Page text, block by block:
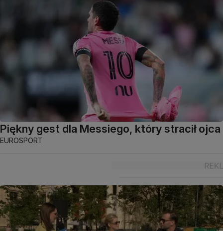
Piękny gest dla Messiego, który stracił ojca
EUROSPORT